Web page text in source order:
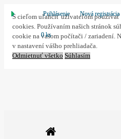
S cieľom uľahčiť užívateľom používať
cookies. Používaním našich stránok
cookie na vašom počítači / zariadení.
v nastavení vášho prehliadača.
Odmietnuť všetko Súhlasím
Prihlásenie Nová registrácia
0 ks